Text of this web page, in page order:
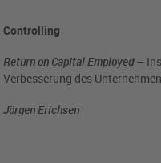
Controlling
Return on Capital Employed–
Verbesserung des
Jörgen Erichsen